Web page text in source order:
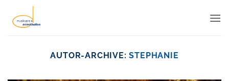
Inhalt
springen
AUTOR-ARCHIVE:STEPHANIE